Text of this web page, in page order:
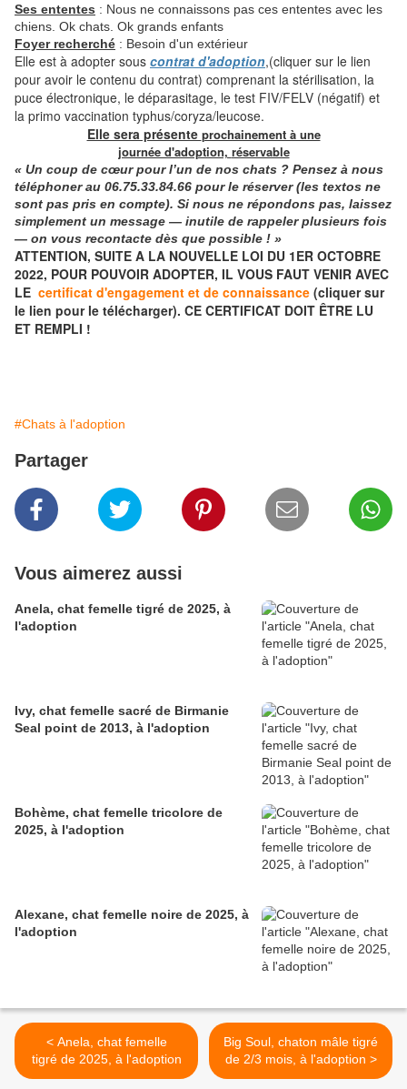
Ses ententes : Nous ne connaissons pas ces ententes avec les
chiens. Ok chats. Ok grands enfants
Foyer recherché : Besoin d'un extérieur
Elle est à adopter sous contrat d'adoption,(cliquer sur le lien
pour avoir le contenu du contrat) comprenant la stérilisation, la
puce électronique, le déparasitage, le test FIV/FELV (négatif) et
la primo vaccination typhus/coryza/leucose.
Elle sera présente prochainement à une
journée d'adoption, réservable
« Un coup de cœur pour l’un de nos chats ? Pensez à nous
téléphonerau 06.75.33.84.66 pour le réserver (les textos ne
sont pas pris en compte). Si nous ne répondons pas, laissez
simplement un message — inutile de rappeler plusieurs fois
— on vous recontacte dès que possible ! »
ATTENTION, SUITE A LA NOUVELLE LOI DU 1ER OCTOBRE
2022, POUR POUVOIR ADOPTER, IL VOUS FAUT VENIR AVEC
LE certificat d'engagement et de connaissance (cliquer sur
le lien pour le télécharger). CE CERTIFICAT DOIT ÊTRE LU
ET REMPLI !
#Chats à l'adoption
Partager
Vous aimerez aussi
Anela, chat femelle tigré de 2025, à
l'adoption
Ivy, chat femelle sacré de Birmanie
Seal point de 2013, à l'adoption
Bohème, chat femelle tricolore de
2025, à l'adoption
Alexane, chat femelle noire de 2025, à
l'adoption
< Anela, chat femelle
tigré de 2025, à l'adoption
Big Soul, chaton mâle tigré
de 2/3 mois, à l'adoption >